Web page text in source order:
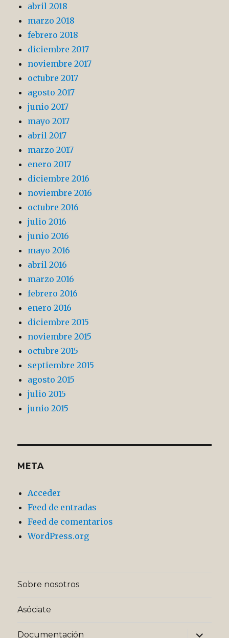
abril 2018
marzo 2018
febrero 2018
diciembre 2017
noviembre 2017
octubre 2017
agosto 2017
junio 2017
mayo 2017
abril 2017
marzo 2017
enero 2017
diciembre 2016
noviembre 2016
octubre 2016
julio 2016
junio 2016
mayo 2016
abril 2016
marzo 2016
febrero 2016
enero 2016
diciembre 2015
noviembre 2015
octubre 2015
septiembre 2015
agosto 2015
julio 2015
junio 2015
META
Acceder
Feed de entradas
Feed de comentarios
WordPress.org
Sobre nosotros
Asóciate
Documentación
expande